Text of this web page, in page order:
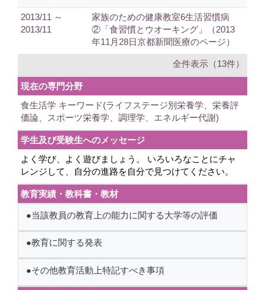
2013/11 ～
2013/11
家族のための健康教室6生活習慣病
②「食習慣とウオーキング」（2013
年11月28日京都新聞医療のページ）
全件表示（13件）
現在の専門分野
食生活学 キーワード(ライフステージ別栄養学、栄養評
価論、スポーツ栄養学、調理学、エネルギー代謝)
学生及び受験生へのメッセージ
よく学び、よく遊びましょう。 いろいろなことにチャ
レンジして、自分の進路を自分で見つけてください。
教育実績・教科書・教材
●当該教員の教育上の能力に関する大学等の評価
●教育に関する発表
●その他教育活動上特記すべき事項